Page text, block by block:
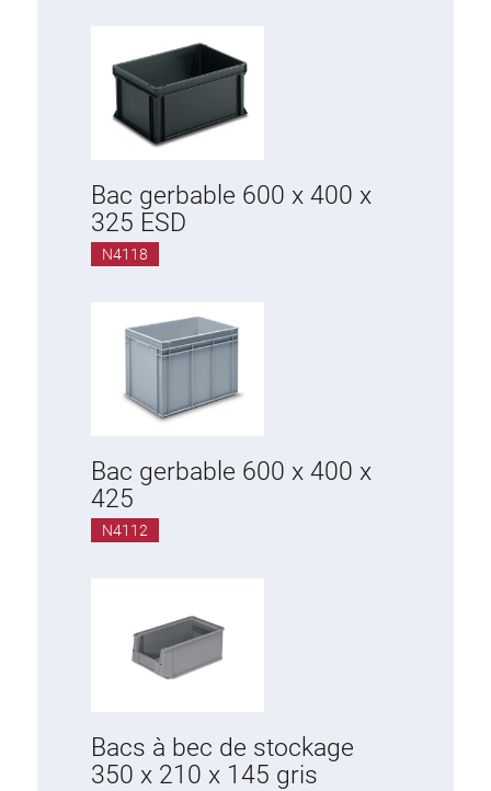
Bac gerbable 600 x 400 x
325 ESD
N4118
Bac gerbable 600 x 400 x
425
N4112
Bacs à bec de stockage
350 x 210 x 145 gris